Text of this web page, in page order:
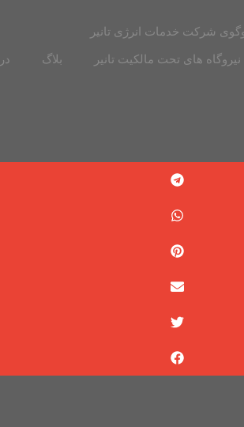
نیروگاه های تحت مالکیت تانیر بلاگ